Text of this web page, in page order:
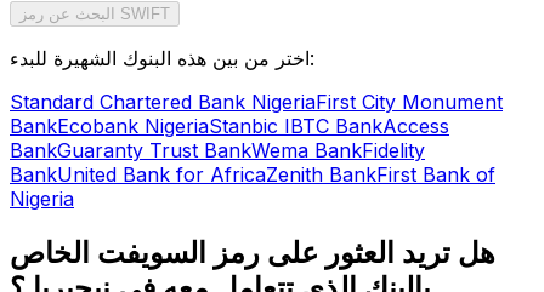
البحث عن رمز SWIFT
اختر من بين هذه البنوك الشهيرة للبدء:
Standard Chartered Bank NigeriaFirst City Monument
BankEcobank NigeriaStanbic IBTC BankAccess
BankGuaranty Trust BankWema BankFidelity
BankUnited Bank for AfricaZenith BankFirst Bank of
Nigeria
هل تريد العثور على رمز السويفت الخاص